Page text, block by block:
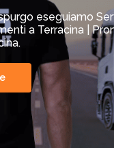
eseguiamo
a Terracina |